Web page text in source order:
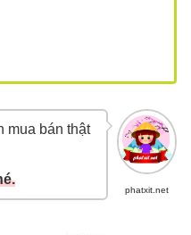
phatxit.net
mua bán thật